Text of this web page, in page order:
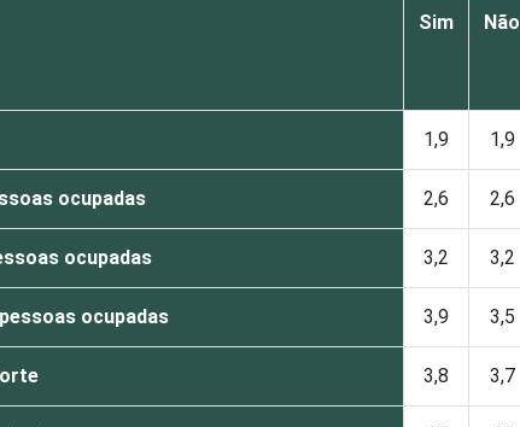
Sim Não
1,9 1,9
ocupadas 2,6 2,6
ocupadas 3,2 3,2
ocupadas 3,9 3,5
3,8 3,7